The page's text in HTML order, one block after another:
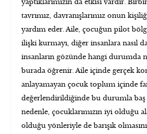
tavrımız, davranışlarımız onun
yardım eder. Aile, çocuğun pilot
ilişki kurmayı, diğer insanlara nasıl
insanların gözünde hangi durumda
burada öğrenir. Aile içinde gerçek
anlayamayan çocuk toplum içinde
değerlendirildiğinde bu durumla
nedenle, çocuklarımızın iyi olduğu
olduğu yönleriyle de barışık